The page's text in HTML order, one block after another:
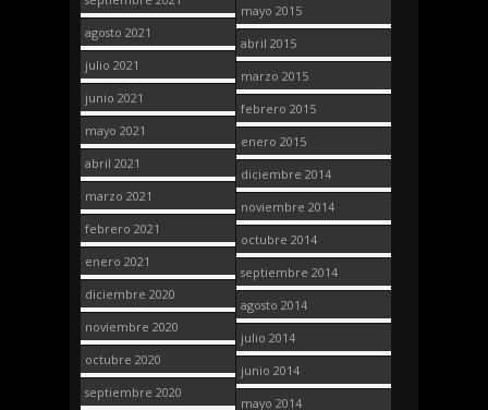
agosto 2021
julio 2021
junio 2021
mayo 2021
abril 2021
marzo 2021
febrero 2021
enero 2021
diciembre 2020
noviembre 2020
octubre 2020
septiembre 2020
mayo 2015
abril 2015
marzo 2015
febrero 2015
enero 2015
diciembre 2014
noviembre 2014
octubre 2014
septiembre 2014
agosto 2014
julio 2014
junio 2014
mayo 2014